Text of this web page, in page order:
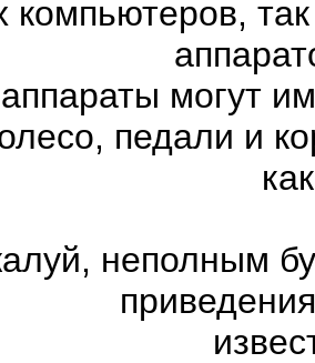
могут
педали и
неполным